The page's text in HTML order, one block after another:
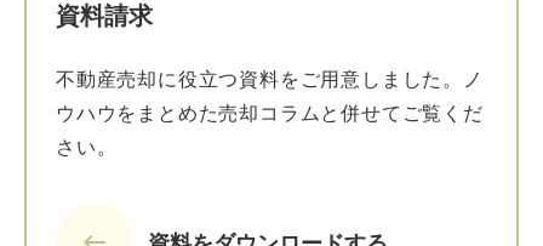
資料請求
不動産売却に役立つ資料をご用意しました。ノ
ウハウをまとめた売却コラムと併せてご覧くだ
さい。